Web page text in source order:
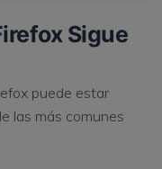
Sigue
puede estar
las más comunes